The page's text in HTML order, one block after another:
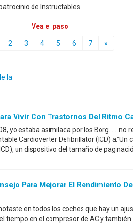
de Instructables
Vea el paso
2 3 4 5 6 7 »
la
Vivir Con Trastornos Del Ritmo
yo estaba asimilada por los Borg..... .no
Cardioverter Defibrillator (ICD) a."Un
un dispositivo del tamaño de
Para Mejorar El Rendimiento
en todos los coches que hay un
tiempo en el compresor de AC y